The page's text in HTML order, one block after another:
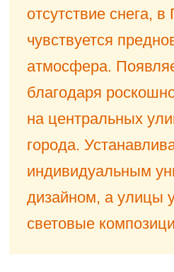
отсутствие снега,
чувствуется
атмосфера.
благодаря
на центральных
города.
индивидуальным
дизайном, а улицы
световые